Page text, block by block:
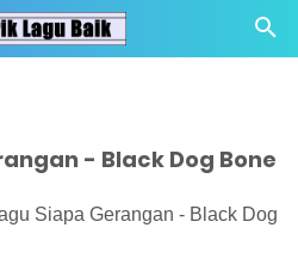
- Black Dog Bone
Siapa Gerangan - Black Dog